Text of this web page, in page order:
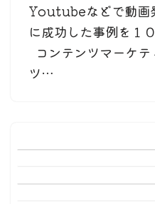
Youtubeなどで動画
に成功した事例を１
コンテンツマーケ
ツ…